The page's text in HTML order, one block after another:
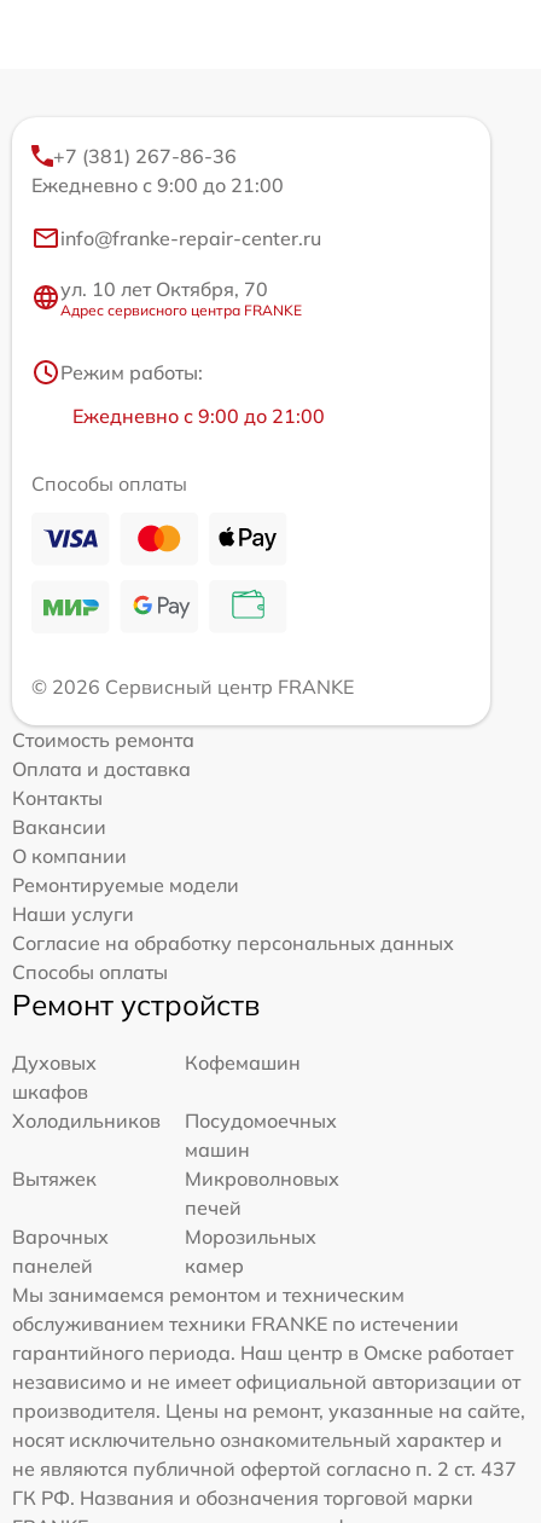
+7 (381) 267-86-36
Ежедневно с 9:00 до 21:00
info@franke-repair-center.ru
ул. 10 лет Октября, 70
Адрес сервисного центра FRANKE
Режим работы:
Ежедневно с 9:00 до 21:00
Способы оплаты
© 2026 Сервисный центр FRANKE
Стоимость ремонта
Оплата и доставка
Контакты
Вакансии
О компании
Ремонтируемые модели
Наши услуги
Согласие на обработку персональных данных
Способы оплаты
Ремонт устройств
Духовых
шкафов
Кофемашин
Холодильников
Посудомоечных
машин
Вытяжек
Микроволновых
печей
Варочных
панелей
Морозильных
камер
Мы занимаемся ремонтом и техническим
обслуживанием техники FRANKE по истечении
гарантийного периода. Наш центр в Омске работает
независимо и не имеет официальной авторизации от
производителя. Цены на ремонт, указанные на сайте,
носят исключительно ознакомительный характер и
не являются публичной офертой согласно п. 2 ст. 437
ГК РФ. Названия и обозначения торговой марки